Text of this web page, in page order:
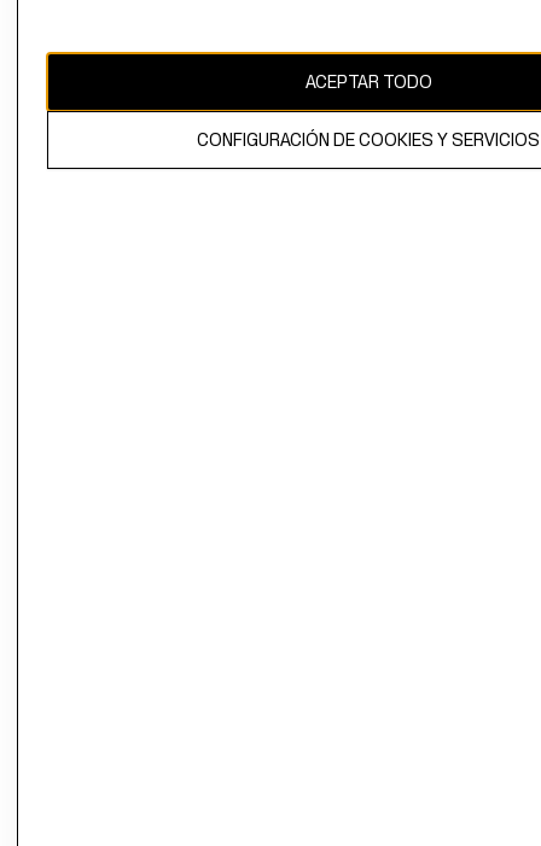
ACEPTAR TODO
CONFIGURACIÓN DE COOKIES Y SERVICIOS